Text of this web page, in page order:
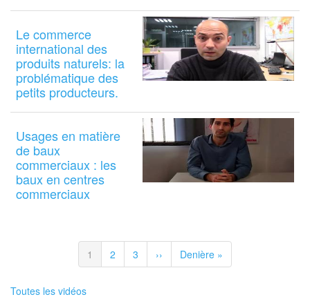
Le commerce
international des
produits naturels: la
problématique des
petits producteurs.
Usages en matière
de baux
commerciaux : les
baux en centres
commerciaux
Page
courante
1 Page
2 Page
3
Page
suivante
››
Dernière
page
Denière »
Toutes les vidéos